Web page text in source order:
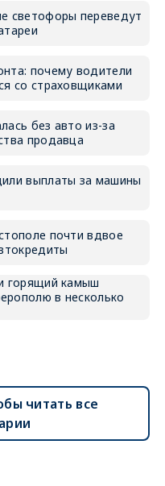
светофоры переведут
почему водители
со страховщиками
без авто из-за
продавца
выплаты за машины
почти вдвое
горящий камыш
в несколько
читать все